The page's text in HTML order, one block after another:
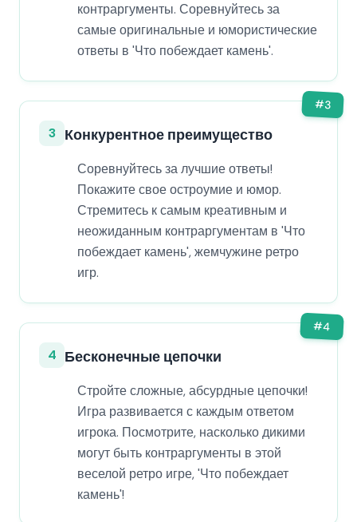
контраргументы. Соревнуйтесь за
самые оригинальные и юмористические
ответы в 'Что побеждает камень'.
#3
3 Конкурентное преимущество
Соревнуйтесь за лучшие ответы!
Покажите свое остроумие и юмор.
Стремитесь к самым креативным и
неожиданным контраргументам в 'Что
побеждает камень', жемчужине ретро
игр.
#4
4 Бесконечные цепочки
Стройте сложные, абсурдные цепочки!
Игра развивается с каждым ответом
игрока. Посмотрите, насколько дикими
могут быть контраргументы в этой
веселой ретро игре, 'Что побеждает
камень'!